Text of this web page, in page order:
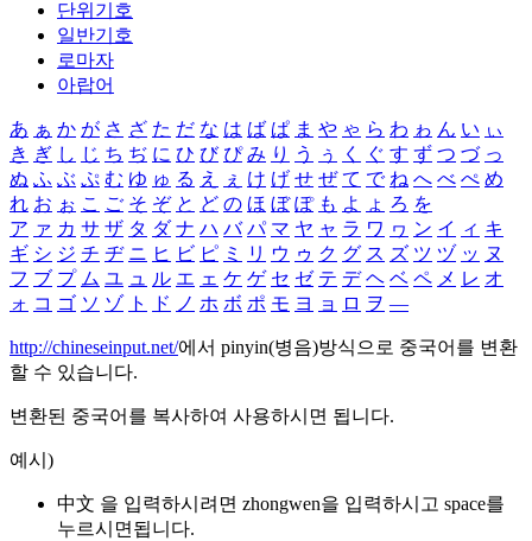
단위기호
일반기호
로마자
아랍어
あ ぁ か が さ ざ た だ な は ば ぱ ま や ゃ ら わ ゎ ん い ぃ
き ぎ し じ ち ぢ に ひ び ぴ み り う ぅ く ぐ す ず つ づ っ
ぬ ふ ぶ ぷ む ゆ ゅ る え ぇ け げ せ ぜ て で ね へ べ ぺ め
れ お ぉ こ ご そ ぞ と ど の ほ ぼ ぽ も よ ょ ろ を
ア ァ カ サ ザ タ ダ ナ ハ バ パ マ ヤ ャ ラ ワ ヮ ン イ ィ キ
ギ シ ジ チ ヂ ニ ヒ ビ ピ ミ リ ウ ゥ ク グ ス ズ ツ ヅ ッ ヌ
フ ブ プ ム ユ ュ ル エ ェ ケ ゲ セ ゼ テ デ ヘ ベ ペ メ レ オ
ォ コ ゴ ソ ゾ ト ド ノ ホ ボ ポ モ ヨ ョ ロ ヲ ―
http://chineseinput.net/에서 pinyin(병음)방식으로 중국어를 변환
할 수 있습니다.
변환된 중국어를 복사하여 사용하시면 됩니다.
예시)
中文 을 입력하시려면 zhongwen을 입력하시고 space를
누르시면됩니다.